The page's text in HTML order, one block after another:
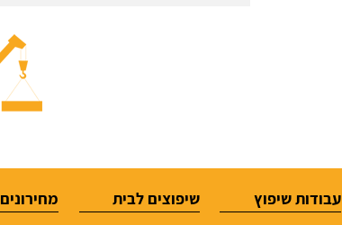
עבודות שיפוץ שיפוצים לבית מחירונים